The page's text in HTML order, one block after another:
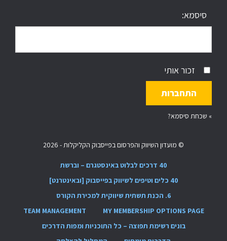
סיסמא:
זכור אותי
» שכחת סיסמא?
© מועדון השיווק והפרסום בפייסבוק הקליקלות - 2026
40 דרכים לבלוט באינסטגרם – וברשת
40 כלים וטיפים לשיווק בפייסבוק [ובאינטרנט]
6. הכנת תשתית שיווקית למכירת הקורס
MY MEMBERSHIP OPTIONS PAGE
TEAM MANAGEMENT
בונים רשימת תפוצה – כל התוכניות ומפות הדרכים